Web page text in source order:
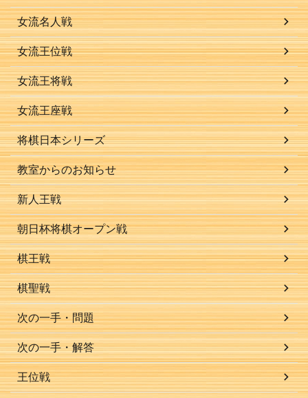
女流名人戦
女流王位戦
女流王将戦
女流王座戦
将棋日本シリーズ
教室からのお知らせ
新人王戦
朝日杯将棋オープン戦
棋王戦
棋聖戦
次の一手・問題
次の一手・解答
王位戦